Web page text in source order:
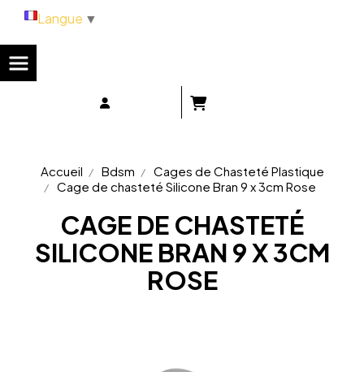
Accueil Bdsm
Cages de Chasteté Plastique
Cage de chasteté Silicone Bran 9 x 3cm Rose
CAGE DE CHASTETÉ
SILICONE BRAN 9 X 3CM
ROSE
Langue ▼